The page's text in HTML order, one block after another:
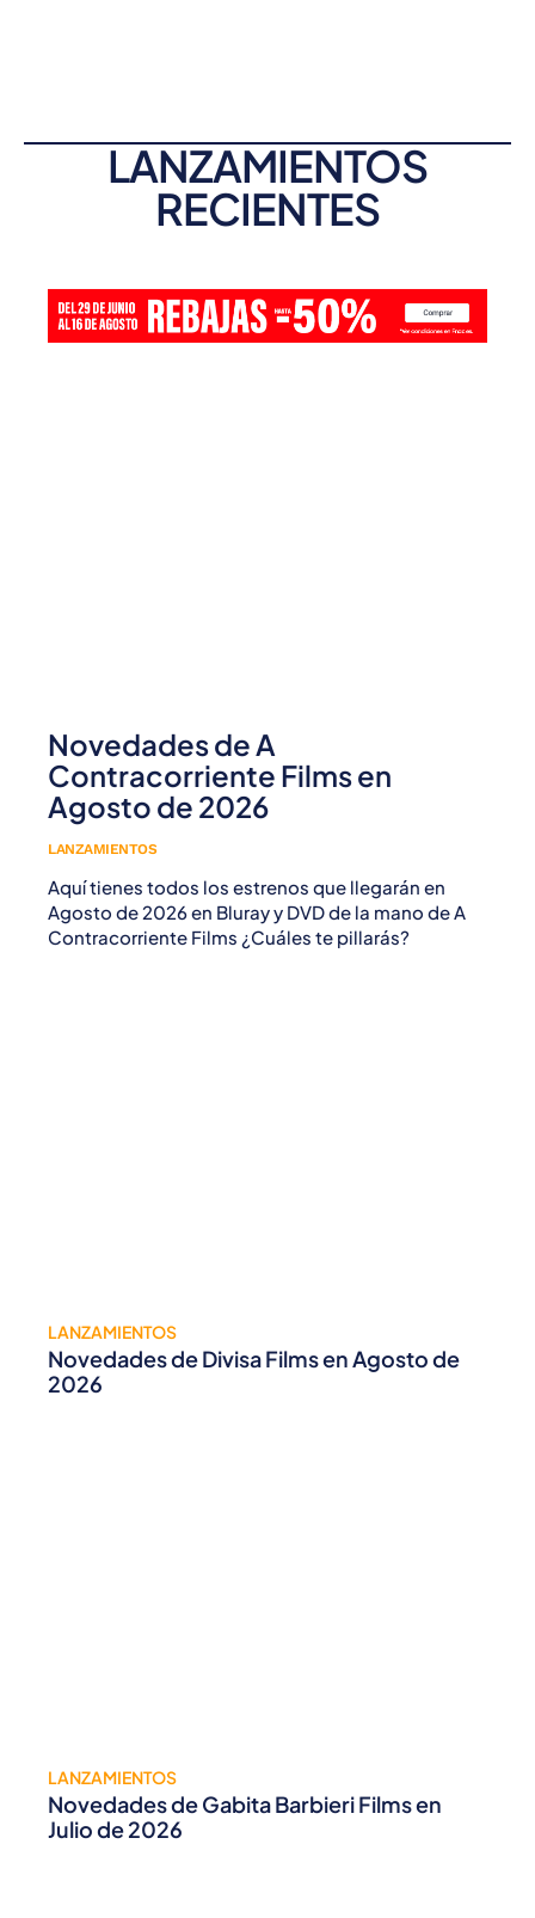
LANZAMIENTOS
RECIENTES
Novedades de A
Contracorriente Films en
Agosto de 2026
LANZAMIENTOS
Aquí tienes todos los estrenos que llegarán en
Agosto de 2026 en Bluray y DVD de la mano de A
Contracorriente Films ¿Cuáles te pillarás?
LANZAMIENTOS
Novedades de Divisa Films en Agosto de
2026
LANZAMIENTOS
Novedades de Gabita Barbieri Films en
Julio de 2026